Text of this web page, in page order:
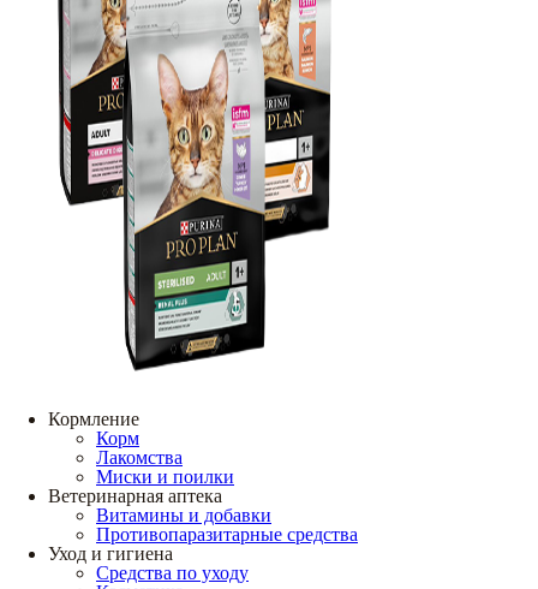
Кормление
Корм
Лакомства
Миски и поилки
Ветеринарная аптека
Витамины и добавки
Противопаразитарные средства
Уход и гигиена
Средства по уходу